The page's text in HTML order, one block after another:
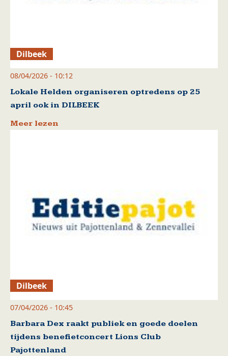
Dilbeek
08/04/2026 - 10:12
Lokale Helden organiseren optredens op 25
april ook in DILBEEK
Meer lezen
Dilbeek
07/04/2026 - 10:45
Barbara Dex raakt publiek en goede doelen
tijdens benefietconcert Lions Club
Pajottenland